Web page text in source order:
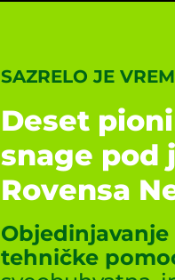
SAZRELO JE
Deset
snage pod
Rovensa
tehničke